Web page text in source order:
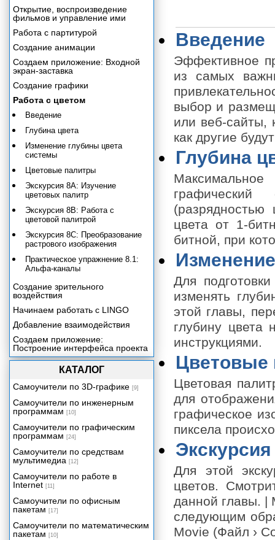
Введение
Эффективное
из самых
выбор и
или веб-сайты,
как другие
Глубина
цвета от 1-
битной, при
Для
изменять
этой главы,
глубину цвета
инструкциями.
Цветовые
Цветовая
для
графическое
пиксела
Для этой
цветов.
данной главы. |
следующим
Movie (Файл ›
Открытие, воспроизведение
фильмов и управление ими
Работа с партитурой
Создание анимации
Создаем приложение: Входной
экран-заставка
Создание графики
Работа с цветом
Введение
Глубина цвета
Изменение глубины цвета
системы
Цветовые палитры
Экскурсия 8А: Изучение
цветовых палитр
Экскурсия 8В: Работа с
цветовой палитрой
Экскурсия 8С: Преобразование
растрового изображения
Практическое упражнение 8.1:
Альфа-каналы
Создание зрительного
воздействия
Начинаем работать с LINGO
Добавление взаимодействия
Создаем приложение:
Построение интерфейса проекта
Создаем приложение:
Добавление функциональных
Работа с текстом
Создаем приложение:
Построение файла Help
Включение звука в ваше
приложение
Создаем приложение:
Добавление контента со
сведениями о продукции
Включение цифрового видео в
ваше приложение
Трехмерная графика реального
Создаем приложение:
КАТАЛОГ
Самоучители по 3D-графике [9]
Самоучители по инженерным
программам [10]
Самоучители по графическим
программам [24]
Самоучители по средствам
мультимедиа [12]
Самоучители по работе в
Internet [11]
Самоучители по офисным
пакетам [17]
Самоучители по математическим
пакетам [10]